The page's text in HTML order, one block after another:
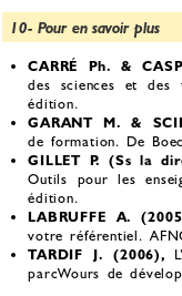
10- Pour en savoir plus
CARRÉ Ph. &
des sciences et des
édition.
GARANT M. &
de formation. De
GILLET P. (Ss la
Outils pour les
édition.
LABRUFFE A.
votre référentiel.
TARDIF J. (2006),
parcWours de